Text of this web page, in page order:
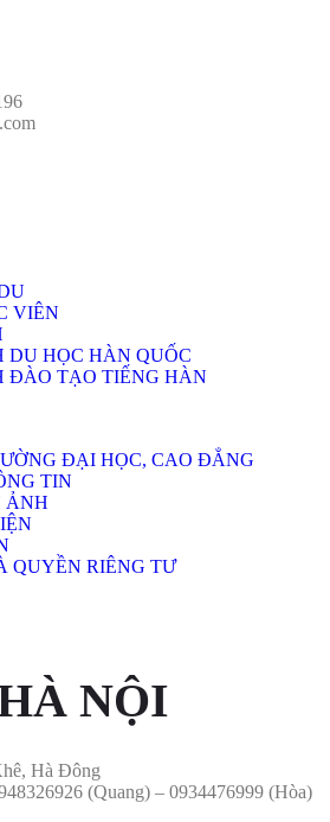
VIÊN
DU HỌC HÀN QUỐC
ĐÀO TẠO TIẾNG HÀN
ĐẠI HỌC, CAO ĐẲNG
TIN
ẢNH
QUYỀN RIÊNG TƯ
NỘI
Hà Đông
(Quang) – 0934476999 (Hòa)